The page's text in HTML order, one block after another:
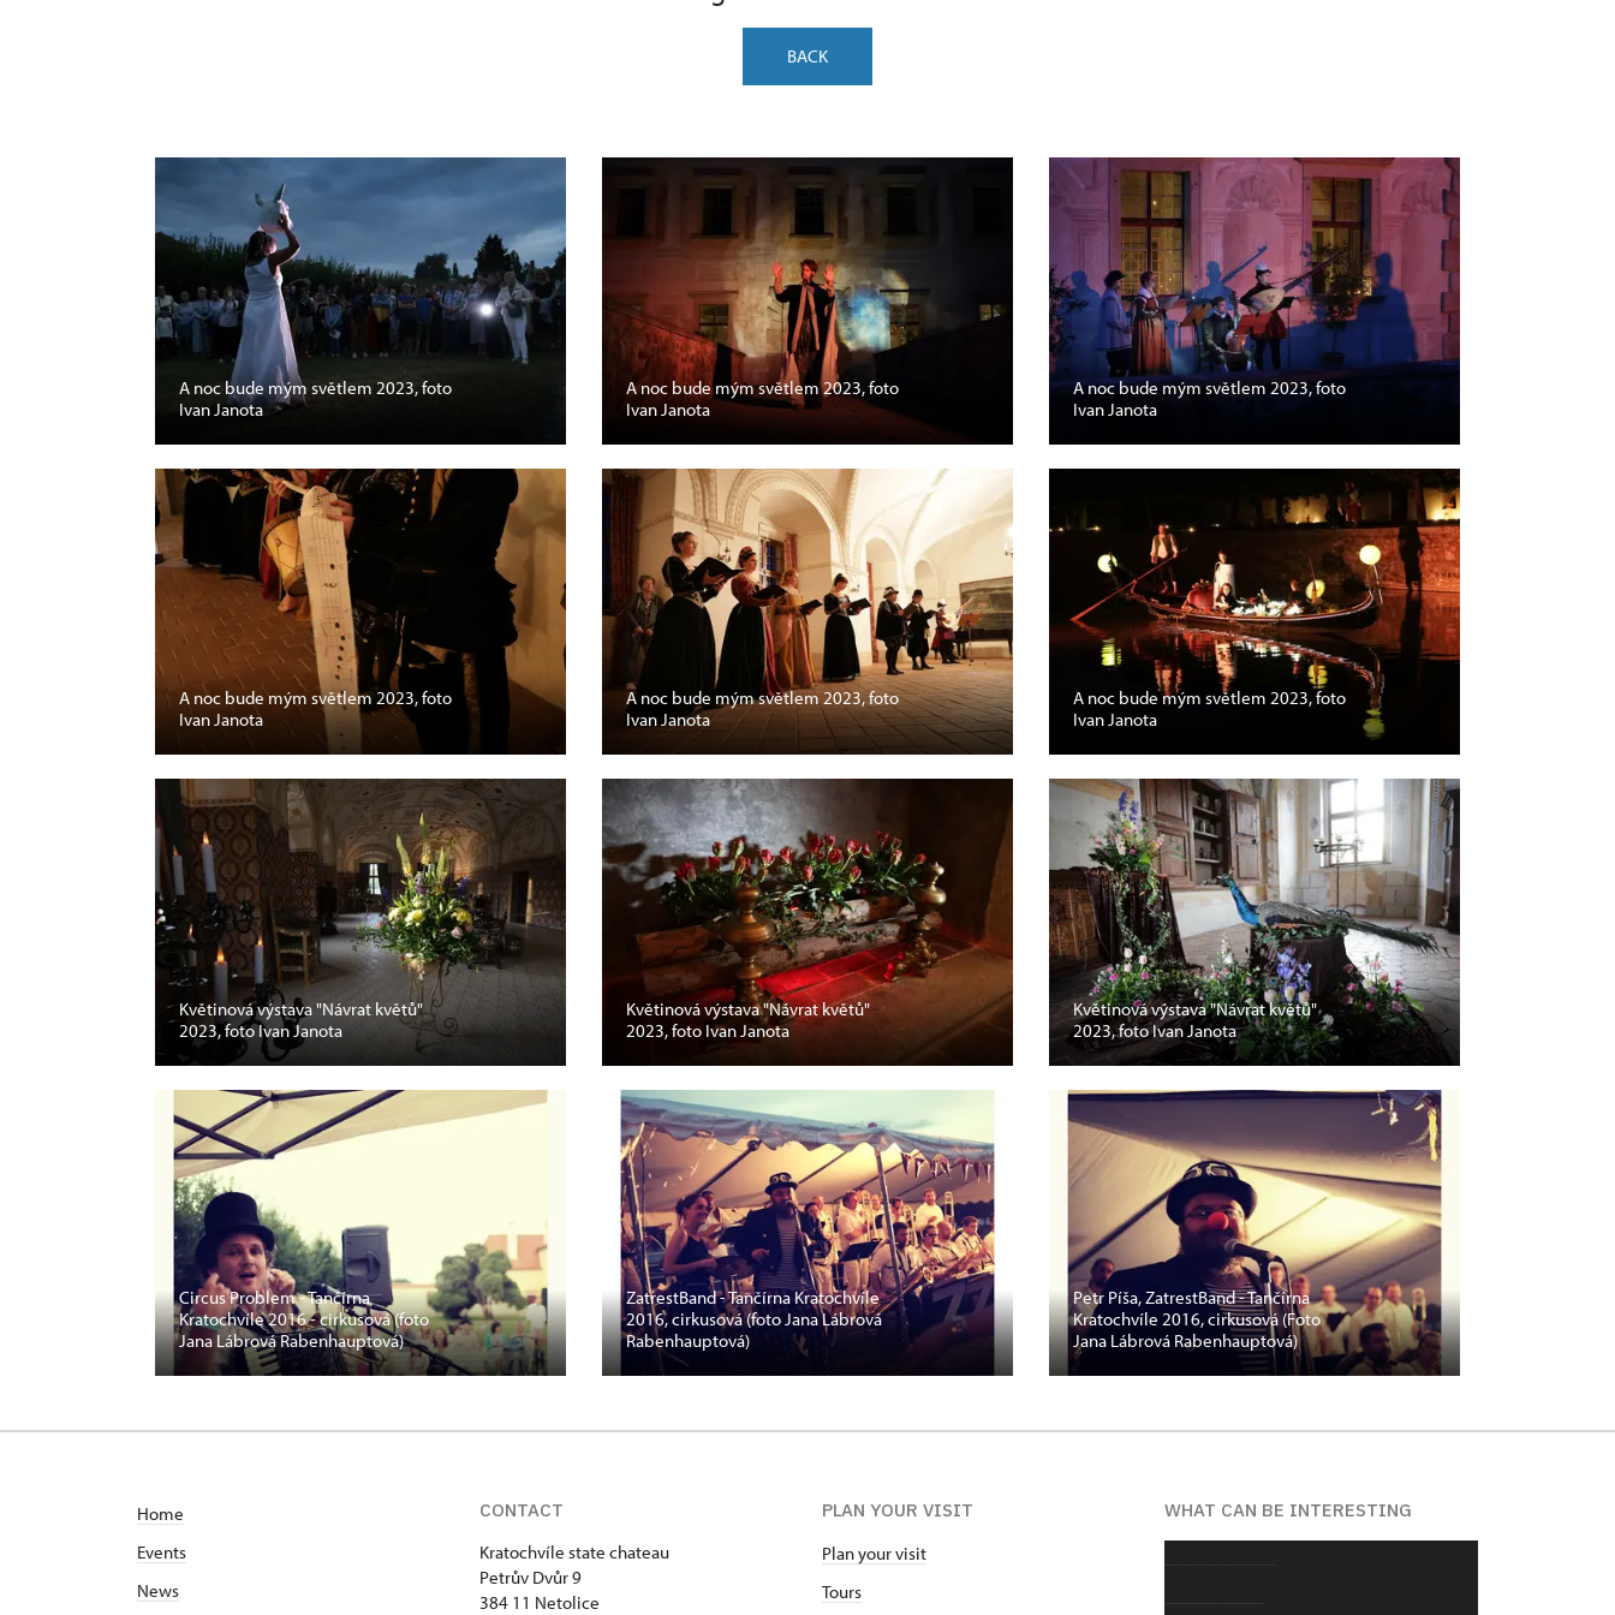
BACK
A noc bude mým světlem 2023, foto
Ivan Janota
A noc bude mým světlem 2023, foto
Ivan Janota
A noc bude mým světlem 2023, foto
Ivan Janota
A noc bude mým světlem 2023, foto
Ivan Janota
A noc bude mým světlem 2023, foto
Ivan Janota
A noc bude mým světlem 2023, foto
Ivan Janota
Květinová výstava "Návrat květů"
2023, foto Ivan Janota
Květinová výstava "Návrat květů"
2023, foto Ivan Janota
Květinová výstava "Návrat květů"
2023, foto Ivan Janota
Circus Problem - Tančírna
Kratochvíle 2016 - cirkusová (foto
Jana Lábrová Rabenhauptová)
ZatrestBand - Tančírna Kratochvíle
2016, cirkusová (foto Jana Lábrová
Rabenhauptová)
Petr Píša, ZatrestBand - Tančírna
Kratochvíle 2016, cirkusová (Foto
Jana Lábrová Rabenhauptová)
Home
Events
News
CONTACT
Kratochvíle state chateau
Petrův Dvůr 9
384 11 Netolice
PLAN YOUR VISIT
Plan your visit
Tours
WHAT CAN BE INTERESTING